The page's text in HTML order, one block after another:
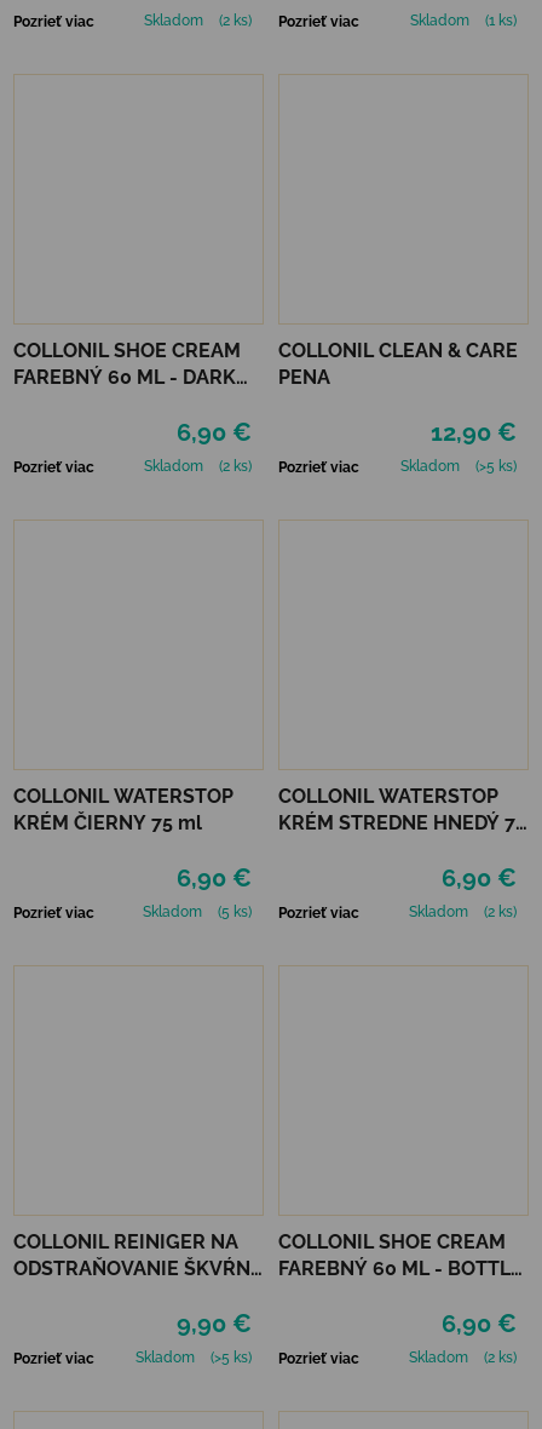
Pozrieť viac Skladom (2 ks) Pozrieť viac Skladom (1 ks)
COLLONIL SHOE CREAM
FAREBNÝ 60 ML - DARK
6,90 €
Pozrieť viac Skladom (2 ks)
COLLONIL CLEAN & CARE
PENA
12,90 €
Pozrieť viac Skladom (>5 ks)
COLLONIL WATERSTOP
KRÉM ČIERNY 75 ml
6,90 €
Pozrieť viac Skladom (5 ks)
COLLONIL WATERSTOP
KRÉM STREDNE HNEDÝ 75
6,90 €
Pozrieť viac Skladom (2 ks)
COLLONIL REINIGER NA
ODSTRAŇOVANIE ŠKVŔN
9,90 €
Pozrieť viac Skladom (>5 ks)
COLLONIL SHOE CREAM
FAREBNÝ 60 ML - BOTTLE
6,90 €
Pozrieť viac Skladom (2 ks)